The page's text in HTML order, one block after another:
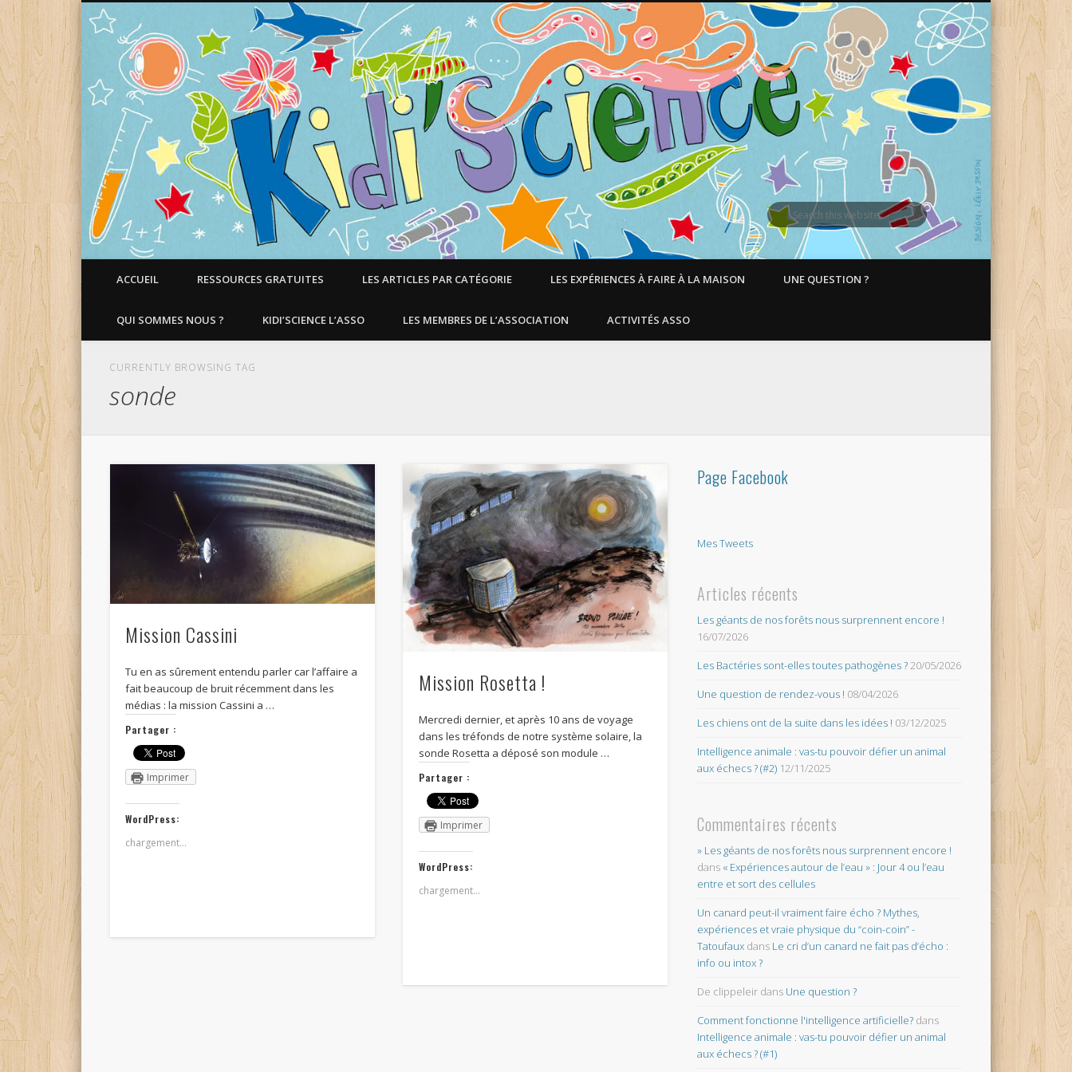
Faire aimer les Sciences aux Enfants !
ACCUEIL RESSOURCES GRATUITES LES ARTICLES PAR CATÉGORIE LES EXPÉRIENCES À FAIRE À LA MAISON UNE QUESTION ?
QUI SOMMES NOUS ? KIDI’SCIENCE L’ASSO LES MEMBRES DE L’ASSOCIATION ACTIVITÉS ASSO
CURRENTLY BROWSING TAG
sonde
Mission Cassini
Tu en as sûrement entendu parler car l’affaire a
fait beaucoup de bruit récemment dans les
médias : la mission Cassini a …
Partager :
Imprimer
WordPress:
chargement…
Mission Rosetta !
Mercredi dernier, et après 10 ans de voyage
dans les tréfonds de notre système solaire, la
sonde Rosetta a déposé son module …
Partager :
Imprimer
WordPress:
chargement…
Page Facebook
Mes Tweets
Articles récents
Les géants de nos forêts nous surprennent encore !
16/07/2026
Les Bactéries sont-elles toutes pathogènes ?20/05/2026
Une question de rendez-vous ! 08/04/2026
Les chiens ont de la suite dans les idées ! 03/12/2025
Intelligence animale : vas-tu pouvoir défier un animal
aux échecs ? (#2) 12/11/2025
Commentaires récents
» Les géants de nos forêts nous surprennent encore !
dans « Expériences autour de l’eau » : Jour 4 ou l’eau
entre et sort des cellules
Un canard peut-il vraiment faire écho ? Mythes,
expériences et vraie physique du “coin-coin” -
Tatoufaux dans Le cri d’un canard ne fait pas d’écho :
info ou intox ?
De clippeleir dans Une question ?
Comment fonctionne l'intelligence artificielle? dans
Intelligence animale : vas-tu pouvoir défier un animal
aux échecs ? (#1)